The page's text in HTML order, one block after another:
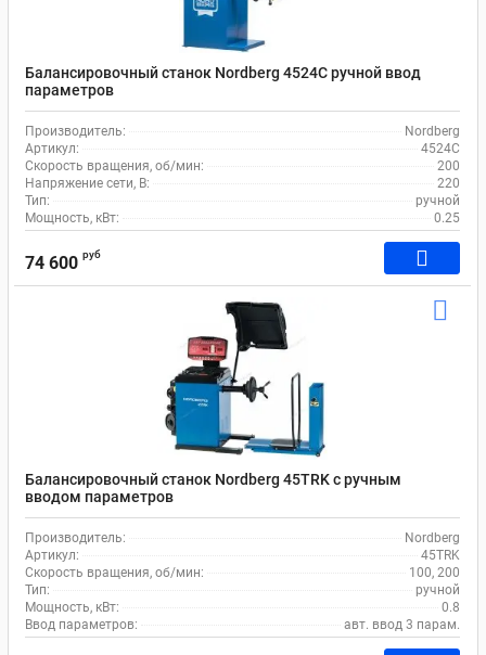
Балансировочный станок Nordberg 4524C ручной ввод
параметров
Производитель:
Nordberg
Артикул:
4524C
Скорость вращения, об/мин:
200
Напряжение сети, В:
220
Тип:
ручной
Мощность, кВт:
0.25
74 600 руб
Балансировочный станок Nordberg 45TRK с ручным
вводом параметров
Производитель:
Nordberg
Артикул:
45TRK
Скорость вращения, об/мин:
100, 200
Тип:
ручной
Мощность, кВт:
0.8
Ввод параметров:
авт. ввод 3 парам.